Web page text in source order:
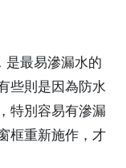
是最易滲漏水的
些則是因為防水
特別容易有滲漏
框重新施作，才